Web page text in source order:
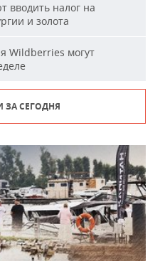
вводить налог на
и золота
Wildberries могут
ЗА СЕГОДНЯ